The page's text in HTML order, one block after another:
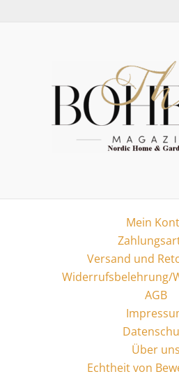
Mein
Versand und
Widerrufsbelehrung/
AGB
Über uns
Echtheit von